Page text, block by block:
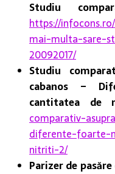
Studiu
https://
mai-multa-sare-
20092017/
Studiu
cabanos –
cantitatea de
comparativ-
diferente-foarte-
nitriti-2/
Parizer de